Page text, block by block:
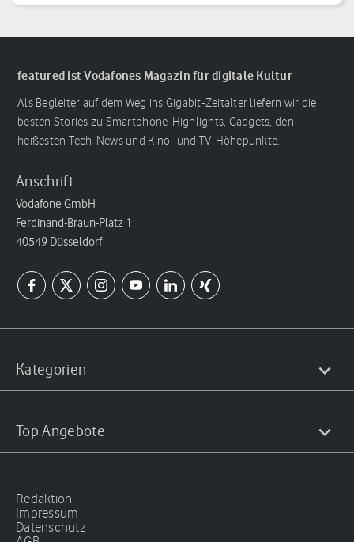
featured ist Vodafones Magazin für digitale Kultur
Als Begleiter auf dem Weg ins Gigabit-Zeitalter liefern wir die
besten Stories zu Smartphone-Highlights, Gadgets, den
heißesten Tech-News und Kino- und TV-Höhepunkte.
Anschrift
Vodafone GmbH
Ferdinand-Braun-Platz 1
40549 Düsseldorf
Kategorien
Top Angebote
Redaktion
Impressum
Datenschutz